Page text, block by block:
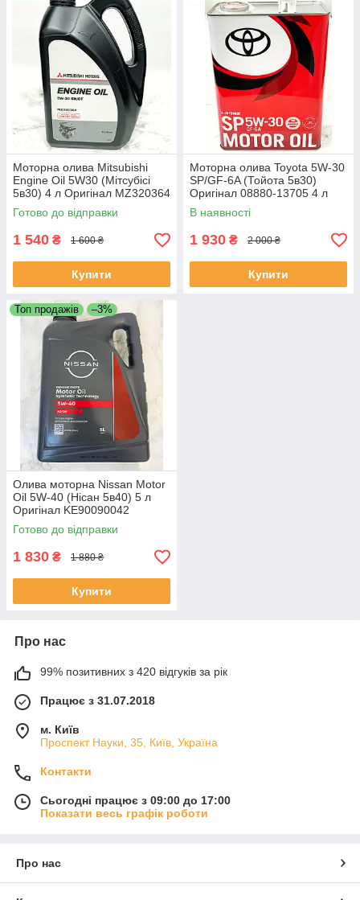
Моторна олива Mitsubishi
Engine Oil 5W30 (Мітсубісі
5в30) 4 л Оригінал MZ320364
Готово до відправки
1 540 ₴ 1 600 ₴
Купити
Моторна олива Toyota 5W-30
SP/GF-6A (Тойота 5в30)
Оригінал 08880-13705 4 л
В наявності
1 930 ₴ 2 000 ₴
Купити
Топ продажів –3%
Олива моторна Nissan Motor
Oil 5W-40 (Нісан 5в40) 5 л
Оригінал KE90090042
Готово до відправки
1 830 ₴ 1 880 ₴
Купити
Про нас
99% позитивних з 420 відгуків за рік
Працює з 31.07.2018
м. Київ
Проспект Науки, 35, Київ, Україна
Контакти
Сьогодні працює з 09:00 до 17:00
Показати весь графік роботи
Про нас